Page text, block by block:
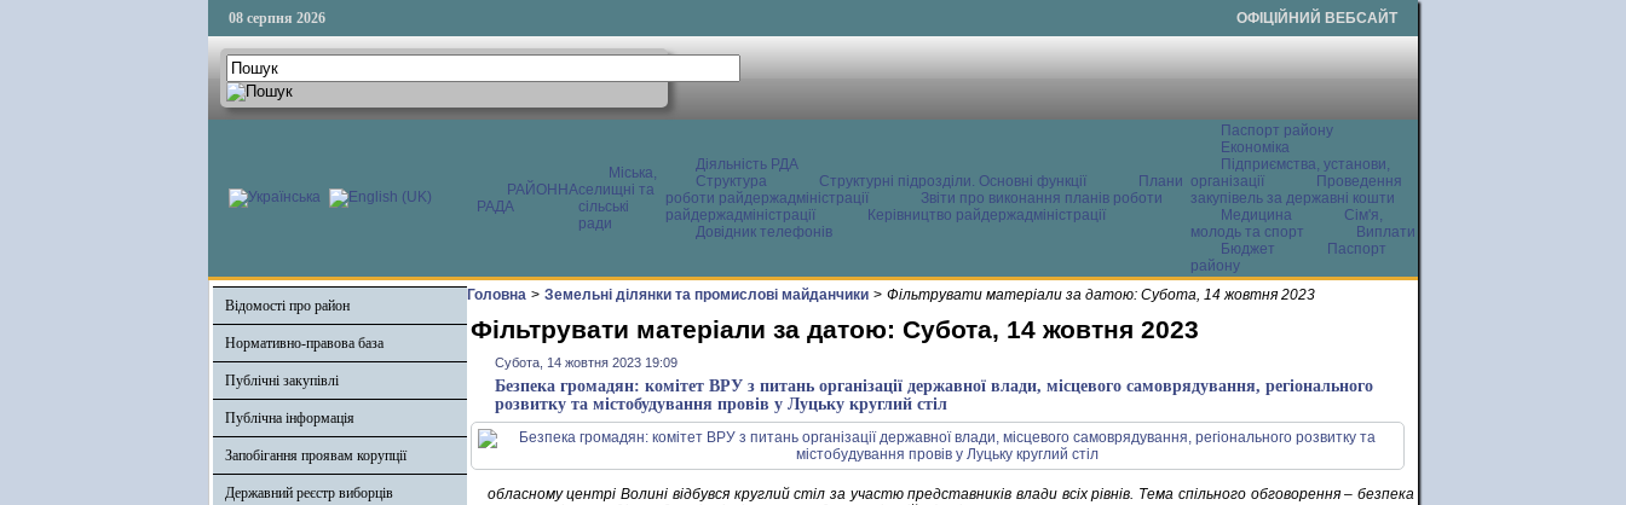
08 серпня 2026 ОФІЦІЙНИЙ ВЕБСАЙТ
РАЙОННА
РАДА
Міська,
селищні та
сільські
ради
Діяльність РДА
Структура
Структурні підрозділи. Основні функції
Плани
роботи райдержадміністрації
Звіти про виконання планів роботи
райдержадміністрації
Керівництво райдержадміністрації
Довідник телефонів
Паспорт району
Економіка
Підприємства, установи,
організації
Проведення
закупівель за державні кошти
Медицина
Сім'я,
молодь та спорт
Виплати
Бюджет
Паспорт
району
Відомості про район
Нормативно-правова база
Публічні закупівлі
Публічна інформація
Запобігання проявам корупції
Державний реєстр виборців
Головна > Земельні ділянки та промислові майданчики > Фільтрувати матеріали за датою: Субота, 14 жовтня 2023
Фільтрувати матеріали за датою: Субота, 14 жовтня 2023
Субота, 14 жовтня 2023 19:09
Безпека громадян: комітет ВРУ з питань організації державної влади, місцевого самоврядування, регіонального
розвитку та містобудування провів у Луцьку круглий стіл
обласному центрі Волині відбувся круглий стіл за участю представників влади всіх рівнів. Тема спільного обговорення – безпека